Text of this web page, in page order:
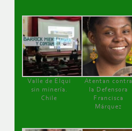
Valle de Elqui
sin minería.
Chile
Atentan contra
la Defensora
Francisca
Márquez